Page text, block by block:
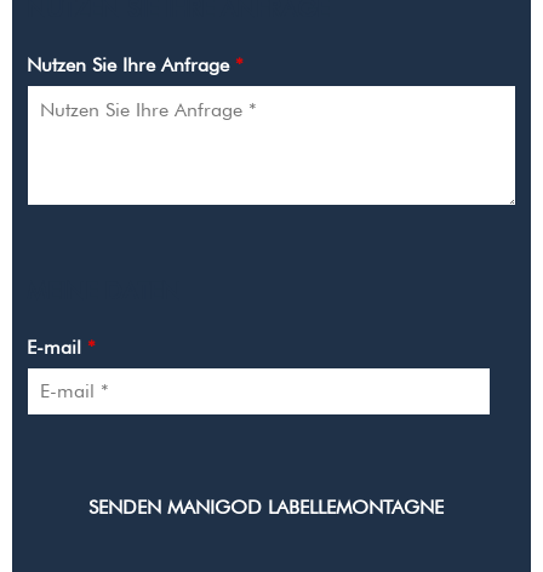
Nutzen Sie Ihre Anfrage *
E-mail *